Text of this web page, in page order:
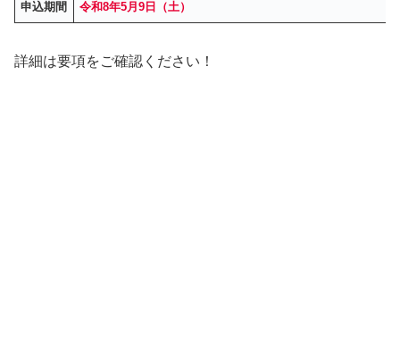
申込期間 令和8年5月9日（土）
詳細は要項をご確認ください！